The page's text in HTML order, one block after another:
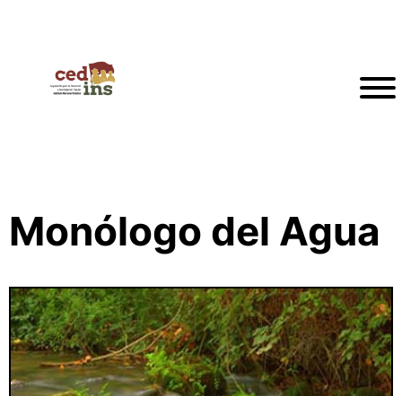
Monólogo del Agua